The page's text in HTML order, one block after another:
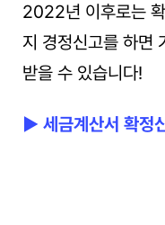
2022년 이후로는
지 경정신고를 하면
받을 수 있습니다!
▶ 세금계산서 확정